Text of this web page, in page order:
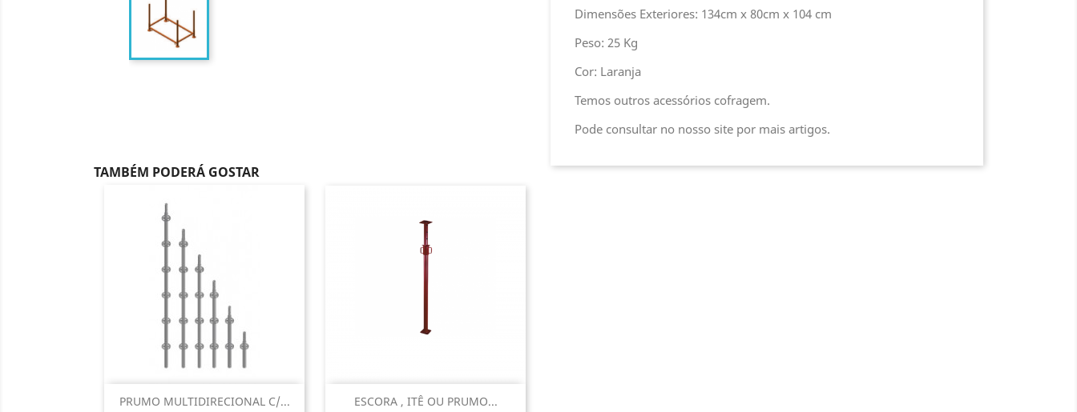
Dimensões Exteriores: 134cm x 80cm x 104 cm
Peso: 25 Kg
Cor: Laranja
Temos outros acessórios cofragem.
Pode consultar no nosso site por mais artigos.
TAMBÉM PODERÁ GOSTAR
PRUMO MULTIDIRECIONAL C/...
Vista rápida ESCORA , ITÊ OU PRUMO...
 Vista rápida